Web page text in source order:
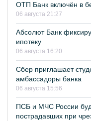
ОТП Банк включён в
06 августа 21:27
Абсолют Банк
ипотеку
06 августа 16:20
Сбер приглашает
амбассадоры банка
06 августа 15:56
ПСБ и МЧС России
пострадавших при